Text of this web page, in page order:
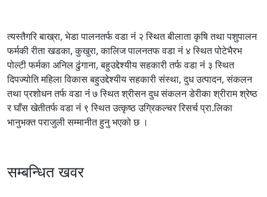
त्यस्तैगरि बाख्रा, भेडा पालनतर्फ वडा नंं २ स्थित बीलाता कृषि तथा पशुपालन
फर्मकी रीता खडका, कुखुरा, कालिज पालनतफ वडा नंं ४ स्थित पोटेभैरभ
पोल्टी फर्मका अनिल ढुंंगाना, बहुउद्देश्यीय सहकारी तर्फ वडा नंं ३ स्थित
दिपज्योति महिला विकास बहुउद्देश्यीय सहकारी संस्था, दुध उत्पादन, संकलन
तथा प्रशोधन तर्फ वडा नंं ७ स्थित श्रीसन दुध संकलन डेरीका श्रीराम श्रेष्ठ
र घाँस खेतीतर्फ वडा नंं ९ स्थित उत्कृष्ठ उग्रिकल्चर रिसर्च प्रा.लिका
भानुभक्त पराजुली सम्मानीत हुनु भएको छ ।
सम्बन्धित खवर